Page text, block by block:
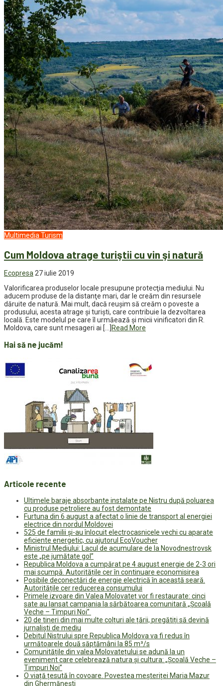
Multimedia Turism
Cum Moldova atrage turiştii cu vin şi natură
Ecopresa 27 iulie 2019
Valorificarea produselor locale presupune protecţia mediului. Nu
aducem produse de la distanţe mari, dar le creăm din resursele
dăruite de natură. Mai mult, dacă reuşim să creăm o poveste a
produsului, acesta atrage şi turişti, care contribuie la dezvoltarea
locală. Este modelul pe care îl urmăează şi micii vinificatori din R.
Moldova, care sunt mesageri ai […]
Read More
Hai să ne jucăm!
Articole recente
Ultimele baraje absorbante instalate pe Nistru după poluarea
cu produse petroliere au fost demontate
Furtuna din 6 august a afectat o linie de transport al energiei
electrice din nordul Moldovei
525 de familii și-au înlocuit electrocasnicele vechi cu aparate
eficiente energetic, cu ajutorul EcoVoucher
Ministrul Mediului: Lacul de acumulare de la Novodnestrovsk
este „pe jumătate gol”
Republica Moldova a cumpărat pe 4 august energie de 2-3 ori
mai scumpă. Autoritățile cer în continuare economisirea
Posibile deconectări de energie electrică în această seară.
Autoritățile cer reducerea consumului
Primele izvoare din Valea Molovateț vor fi restaurate: cinci
sate au lansat campania la sărbătoarea comunitară „Școală
Veche – Timpuri Noi”
20 de tineri din mai multe colțuri ale țării, pregătiți să devină
jurnaliști de mediu
Debitul Nistrului spre Republica Moldova va fi redus în
următoarele două săptămâni la 85 m³/s
Comunitățile din valea Molovatețului se adună la un
eveniment care celebrează natura și cultura: „Școală Veche –
Timpuri Noi”
O viață țesută în covoare. Povestea meșteriței Maria Mazur
din Ghermănești